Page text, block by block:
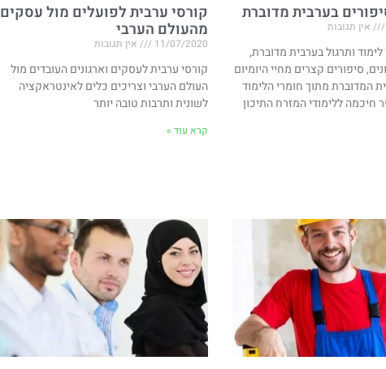
בערבית מדוברת
אין תגובות
ותרגול בערבית מדוברת,
סיפורים קצרים מחיי היומיום
המדוברת מתוך חומרי הלימוד
חיכמה ללימודי המזרח התיכון
קורסי ערבית לפועלים מול עסקים
מהעולם הערבי
11/07/2020 אין תגובות
קורסי ערבית לעסקים וארגונים העובדים מול
העולם הערבי וצריכים כלים לאינטראקציה
לשונית ותרבות טובה יותר
קרא עוד »